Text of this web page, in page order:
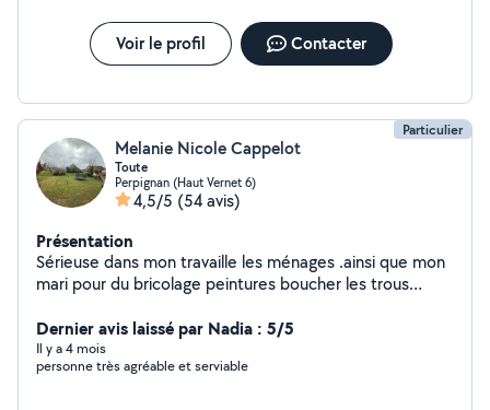
Voir le profil Contacter
Particulier
Melanie Nicole Cappelot
Toute
Perpignan (Haut Vernet 6)
4,5/5 (54 avis)
Présentation
Sérieuse dans mon travaille les ménages .ainsi que mon
mari pour du bricolage peintures boucher les trous
des maisons des caves en déchèterie si vous avez
besoin de jeter des choses .Montages de meubles
également comme dressing meuble chaussure ect tout
Dernier avis laissé par Nadia : 5/5
Il y a 4 mois
personne très agréable et serviable